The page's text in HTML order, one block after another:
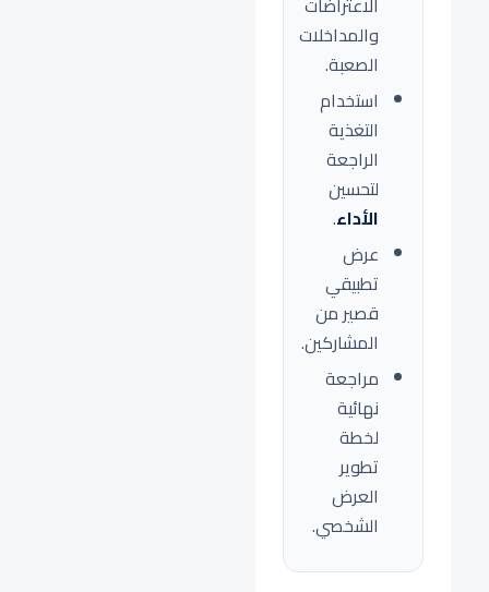
والمداخلات
الصعبة.
استخدام
التغذية
الراجعة
لتحسين
الأداء.
عرض
تطبيقي
قصير من
المشاركين.
مراجعة
نهائية
لخطة
تطوير
العرض
الشخصي.